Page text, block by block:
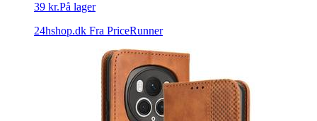
39 kr.På lager
24hshop.dk Fra PriceRunner